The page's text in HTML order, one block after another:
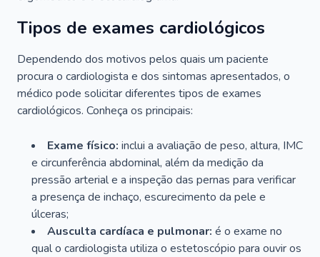
Tipos de exames cardiológicos
Dependendo dos motivos pelos quais um paciente
procura o cardiologista e dos sintomas apresentados, o
médico pode solicitar diferentes tipos de exames
cardiológicos. Conheça os principais:
Exame físico: inclui a avaliação de peso, altura, IMC
e circunferência abdominal, além da medição da
pressão arterial e a inspeção das pernas para verificar
a presença de inchaço, escurecimento da pele e
úlceras;
Ausculta cardíaca e pulmonar: é o exame no
qual o cardiologista utiliza o estetoscópio para ouvir os